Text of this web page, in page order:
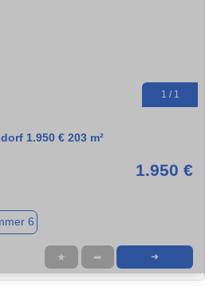
1 / 1
1.950 € 203 m²
1.950 €
6
★ ➦ ➜